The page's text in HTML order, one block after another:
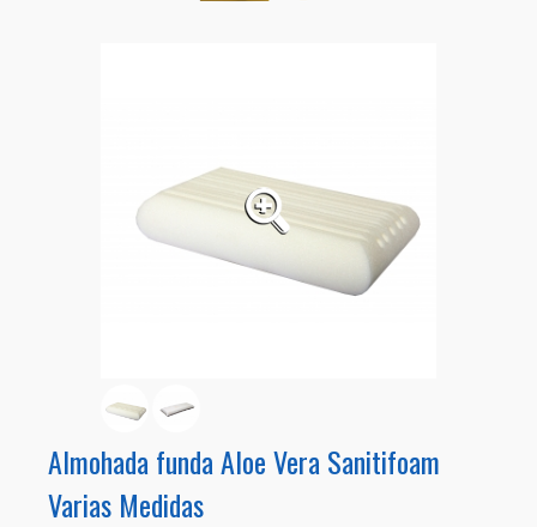
Almohada funda Aloe Vera Sanitifoam
Varias Medidas